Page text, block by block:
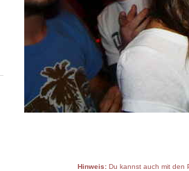
Hinweis:Du kannst auch mit den